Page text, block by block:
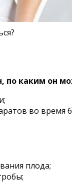
по каким он
во
плода;